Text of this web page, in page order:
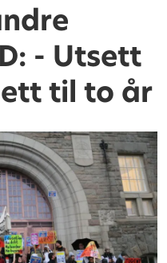
- Utsett
til to år